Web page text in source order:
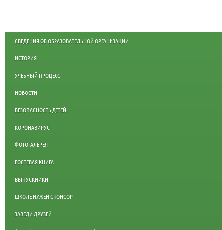
СВЕДЕНИЯ ОБ ОБРАЗОВАТЕЛЬНОЙ ОРГАНИЗАЦИИ
ИСТОРИЯ
УЧЕБНЫЙ ПРОЦЕСС
НОВОСТИ
БЕЗОПАСНОСТЬ ДЕТЕЙ
КОРОНАВИРУС
ФОТОГАЛЕРЕЯ
ГОСТЕВАЯ КНИГА
ВЫПУСКНИКИ
ШКОЛЕ НУЖЕН СПОНСОР
ЗАВЕДИ ДРУЗЕЙ